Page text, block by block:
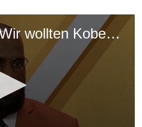
00:51 | LeBron: "Wir wollten Kobe einfach nur stolz machen"